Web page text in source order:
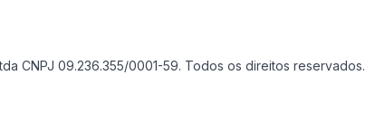
CNPJ 09.236.355/0001-59. Todos os direitos reservados.